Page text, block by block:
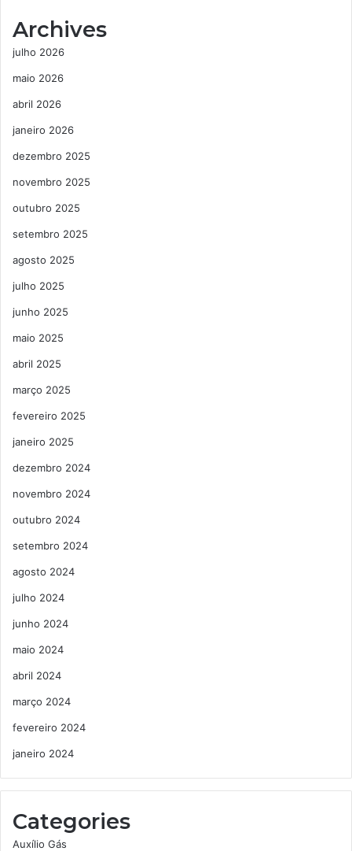
Archives
julho 2026
maio 2026
abril 2026
janeiro 2026
dezembro 2025
novembro 2025
outubro 2025
setembro 2025
agosto 2025
julho 2025
junho 2025
maio 2025
abril 2025
março 2025
fevereiro 2025
janeiro 2025
dezembro 2024
novembro 2024
outubro 2024
setembro 2024
agosto 2024
julho 2024
junho 2024
maio 2024
abril 2024
março 2024
fevereiro 2024
janeiro 2024
Categories
Auxílio Gás